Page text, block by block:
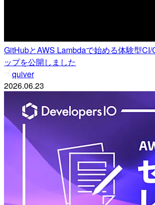
GitHubとAWS Lambdaで始める体験型CI/
ップを公開しました
quiver
2026.06.23